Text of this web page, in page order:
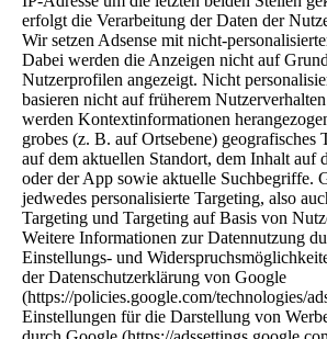
erfolgt die Verarbeitung der Daten der
Wir setzen Adsense mit nicht-
Dabei werden die Anzeigen nicht auf
Nutzerprofilen angezeigt. Nicht
basieren nicht auf früherem
werden Kontextinformationen
grobes (z. B. auf Ortsebene) geografisches
auf dem aktuellen Standort, dem Inhalt auf
oder der App sowie aktuelle Suchbegriffe.
jedwedes personalisierte Targeting, also
Targeting und Targeting auf Basis von
Weitere Informationen zur Datennutzung
Einstellungs- und
der Datenschutzerklärung von Google
(https://policies.google.com/technologies/
Einstellungen für die Darstellung von